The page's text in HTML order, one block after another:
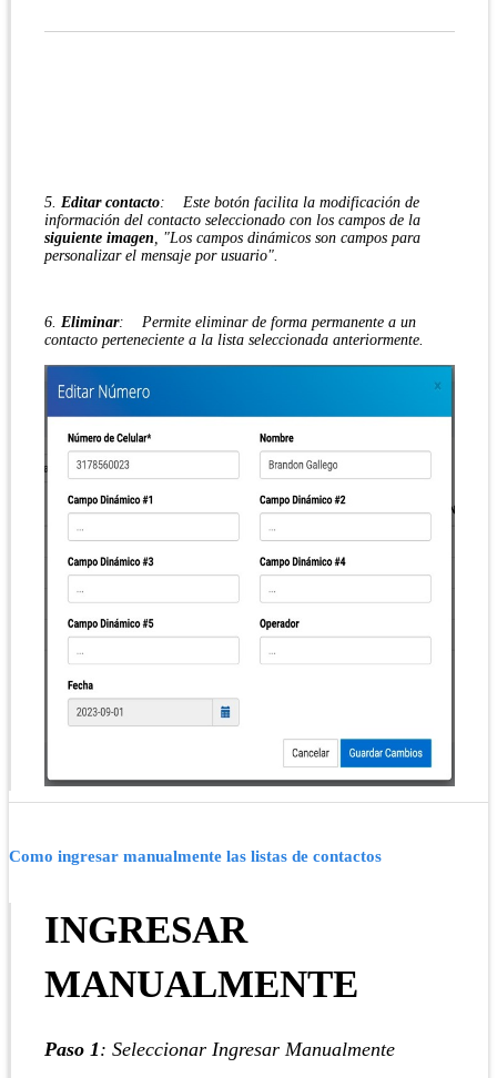
5. Editar contacto: Este botón facilita la modificación de
información del contacto seleccionado con los campos de la
siguiente imagen, "Los campos dinámicos son campos para
personalizar el mensaje por usuario".
6. Eliminar: Permite eliminar de forma permanente a un
contacto perteneciente a la lista seleccionada anteriormente.
Como ingresar manualmente las listas de contactos
INGRESAR
MANUALMENTE
Paso 1: Seleccionar Ingresar Manualmente